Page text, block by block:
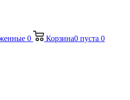
0 Корзина0 пуста 0